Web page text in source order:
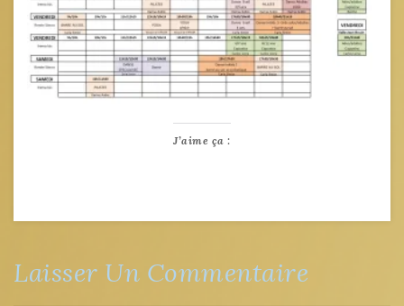
J’aime ça :
Laisser Un Commentaire